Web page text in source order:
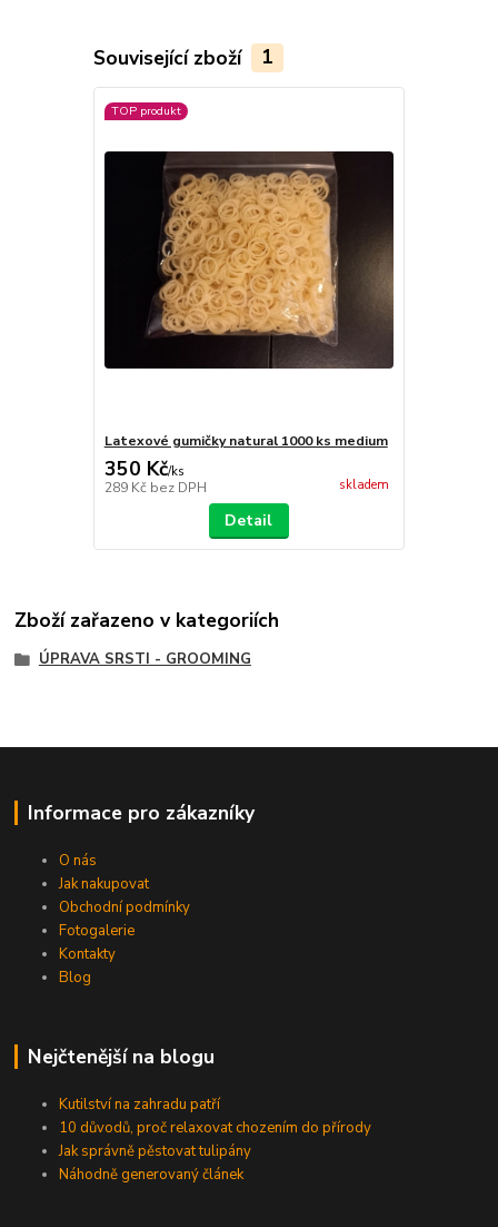
Související zboží 1
TOP produkt
Latexové gumičky natural 1000 ks medium
350 Kč/ks
289 Kč bez DPH skladem
Detail
Zboží zařazeno v kategoriích
ÚPRAVA SRSTI - GROOMING
Informace pro zákazníky
O nás
Jak nakupovat
Obchodní podmínky
Fotogalerie
Kontakty
Blog
Nejčtenější na blogu
Kutilství na zahradu patří
10 důvodů, proč relaxovat chozením do přírody
Jak správně pěstovat tulipány
Náhodně generovaný článek